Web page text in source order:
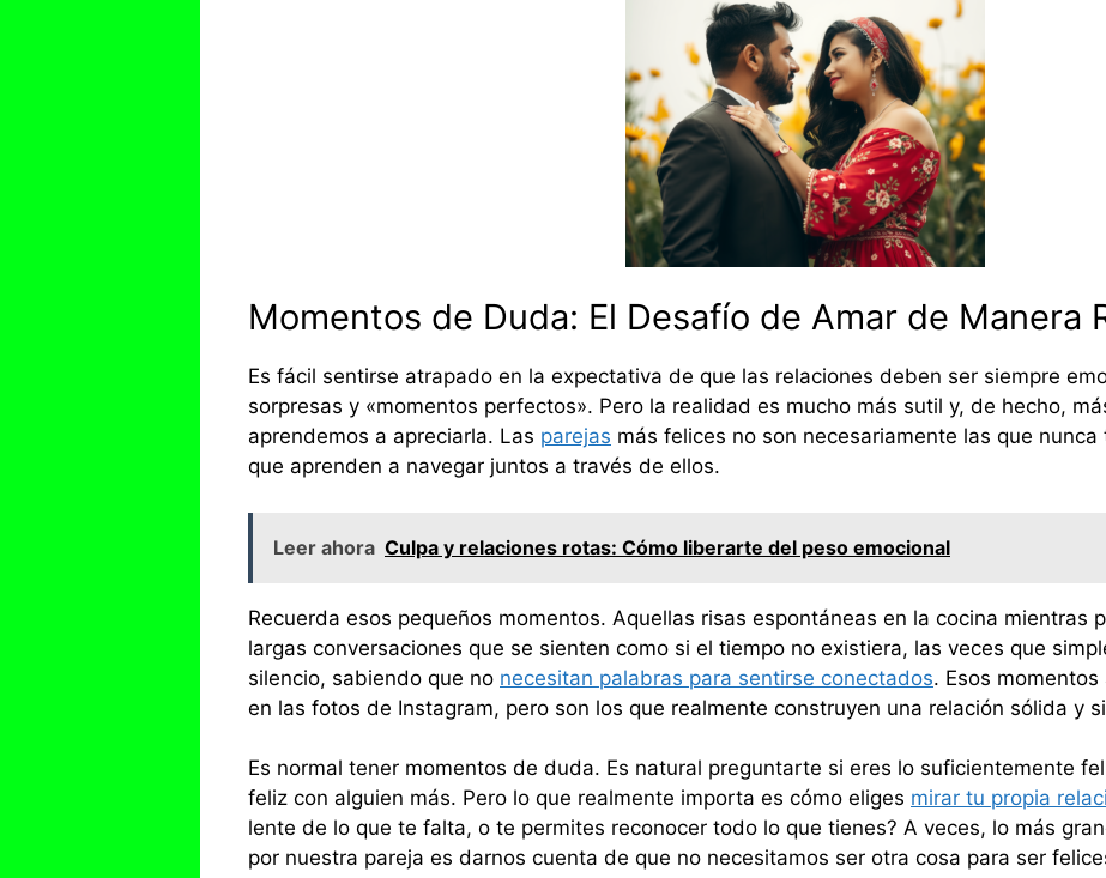
Momentos de Duda: El Desafío de Amar de Manera
Es fácil sentirse atrapado en la expectativa de que las relaciones deben ser siempre
sorpresas y «momentos perfectos». Pero la realidad es mucho más sutil y, de hecho,
aprendemos a apreciarla. Las parejas más felices no son necesariamente las que
que aprenden a navegar juntos a través de ellos.
Leer ahora Culpa y relaciones rotas: Cómo liberarte del peso emocional
Recuerda esos pequeños momentos. Aquellas risas espontáneas en la cocina mientras
largas conversaciones que se sienten como si el tiempo no existiera, las veces que
silencio, sabiendo que no necesitan palabras para sentirse conectados. Esos
en las fotos de Instagram, pero son los que realmente construyen una relación sólida y
Es normal tener momentos de duda. Es natural preguntarte si eres lo suficientemente
feliz con alguien más. Pero lo que realmente importa es cómo eliges mirar tu propia
lente de lo que te falta, o te permites reconocer todo lo que tienes? A veces, lo más
por nuestra pareja es darnos cuenta de que no necesitamos ser otra cosa para ser